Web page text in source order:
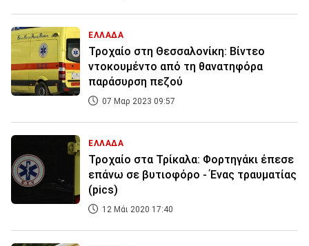
ΕΛΛΑΔΑ
Τροχαίο στη Θεσσαλονίκη: Βίντεο
ντοκουμέντο από τη θανατηφόρα
παράσυρση πεζού
07 Μαρ 2023 09:57
ΕΛΛΑΔΑ
Τροχαίο στα Τρίκαλα: Φορτηγάκι έπεσε
επάνω σε βυτιοφόρο - Ένας τραυματίας
(pics)
12 Μάι 2020 17:40